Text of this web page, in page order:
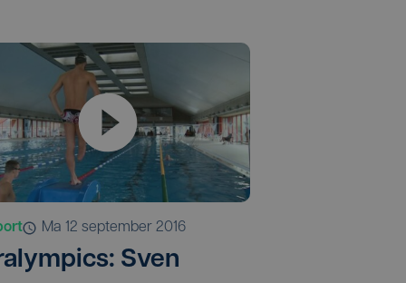
ma 12 september 2016
Sven